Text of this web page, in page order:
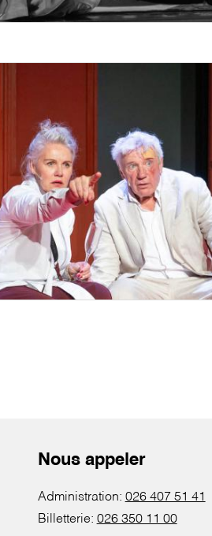
Nous appeler
Administration: 026 407 51 41
Billetterie: 026 350 11 00